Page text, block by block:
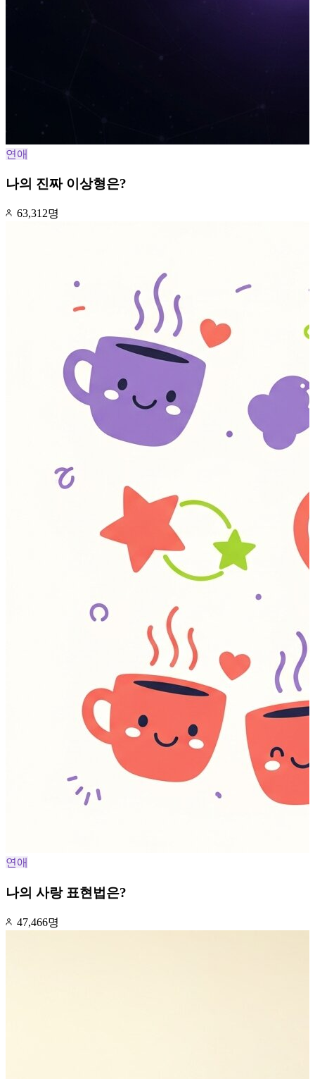
연애
나의 진짜 이상형은?
63,312명
연애
나의 사랑 표현법은?
47,466명